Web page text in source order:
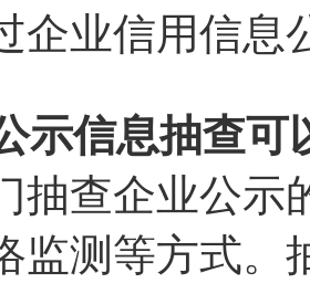
企业信用信息
示信息抽查
抽查企业公示
监测等方式。